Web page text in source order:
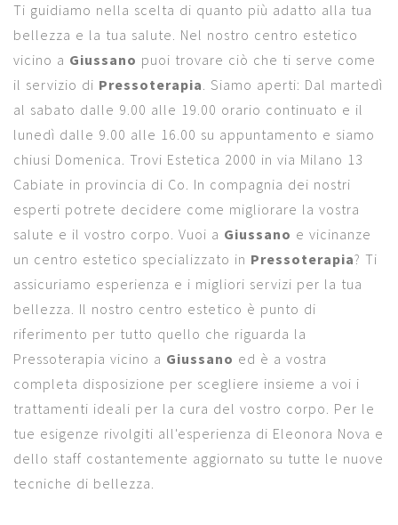
Ti guidiamo nella scelta di quanto più adatto alla tua
bellezza e la tua salute. Nel nostro centro estetico
vicino a Giussano puoi trovare ciò che ti serve come
il servizio di Pressoterapia. Siamo aperti: Dal martedì
al sabato dalle 9.00 alle 19.00 orario continuato e il
lunedì dalle 9.00 alle 16.00 su appuntamento e siamo
chiusi Domenica. Trovi Estetica 2000 in via Milano 13
Cabiate in provincia di Co. In compagnia dei nostri
esperti potrete decidere come migliorare la vostra
salute e il vostro corpo. Vuoi a Giussano e vicinanze
un centro estetico specializzato in Pressoterapia? Ti
assicuriamo esperienza e i migliori servizi per la tua
bellezza. Il nostro centro estetico è punto di
riferimento per tutto quello che riguarda la
Pressoterapia vicino a Giussano ed è a vostra
completa disposizione per scegliere insieme a voi i
trattamenti ideali per la cura del vostro corpo. Per le
tue esigenze rivolgiti all'esperienza di Eleonora Nova e
dello staff costantemente aggiornato su tutte le nuove
tecniche di bellezza.